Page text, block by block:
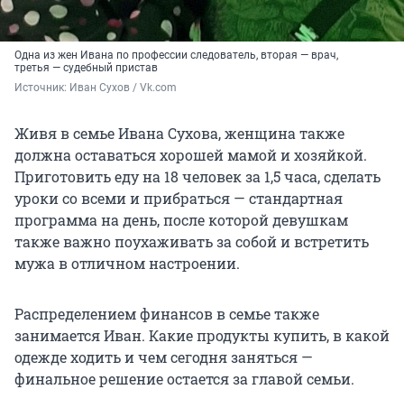
Одна из жен Ивана по профессии следователь, вторая — врач,
третья — судебный пристав
Источник: Иван Сухов / Vk.com
Живя в семье Ивана Сухова, женщина также
должна оставаться хорошей мамой и хозяйкой.
Приготовить еду на 18 человек за 1,5 часа, сделать
уроки со всеми и прибраться — стандартная
программа на день, после которой девушкам
также важно поухаживать за собой и встретить
мужа в отличном настроении.
Распределением финансов в семье также
занимается Иван. Какие продукты купить, в какой
одежде ходить и чем сегодня заняться —
финальное решение остается за главой семьи.